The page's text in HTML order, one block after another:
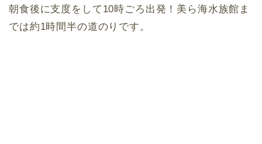
朝食後に支度をして10時ごろ出発！美ら海水族館ま
では約1時間半の道のりです。